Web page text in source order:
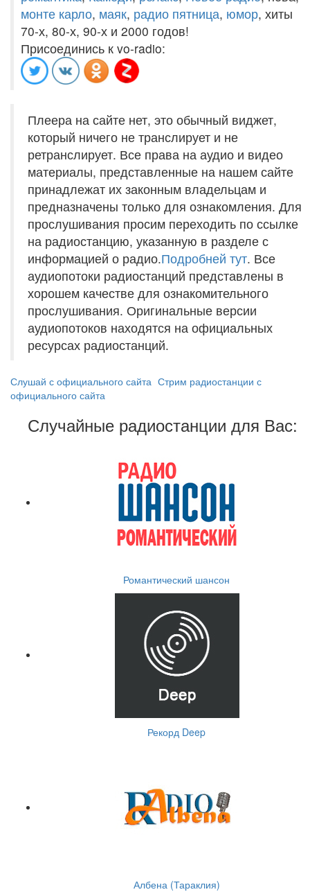
монте карло, маяк, радио пятница, юмор, хиты
70-х, 80-х, 90-х и 2000 годов!
Присоединись к vo-radio:
Плеера на сайте нет, это обычный виджет,
который ничего не транслирует и не
ретранслирует. Все права на аудио и видео
материалы, представленные на нашем сайте
принадлежат их законным владельцам и
предназначены только для ознакомления. Для
прослушивания просим переходить по ссылке
на радиостанцию, указанную в разделе с
информацией о радио.Подробней тут. Все
аудиопотоки радиостанций представлены в
хорошем качестве для ознакомительного
прослушивания. Оригинальные версии
аудиопотоков находятся на официальных
ресурсах радиостанций.
Слушай с официального сайта Стрим радиостанции с
официального сайта
Случайные радиостанции для Вас:
Романтический шансон
Рекорд Deep
Албена (Тараклия)